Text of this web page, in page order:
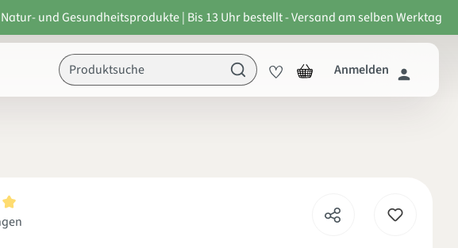
und Gesundheitsprodukte | Bis 13 Uhr bestellt - Versand am selben Werktag
Anmelden
Bewertung von 5 von 5 Sternen